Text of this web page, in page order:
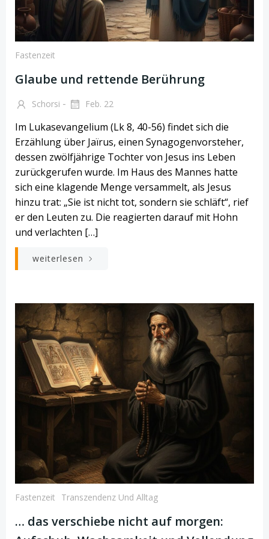
Fastenzeit
Glaube und rettende Berührung
Schorsi - Feb. 22
Im Lukasevangelium (Lk 8, 40-56) findet sich die
Erzählung über Jaïrus, einen Synagogenvorsteher,
dessen zwölfjährige Tochter von Jesus ins Leben
zurückgerufen wurde. Im Haus des Mannes hatte
sich eine klagende Menge versammelt, als Jesus
hinzu trat: „Sie ist nicht tot, sondern sie schläft“, rief
er den Leuten zu. Die reagierten darauf mit Hohn
und verlachten […]
weiterlesen
Fastenzeit Transzendenz Und Alltag
… das verschiebe nicht auf morgen: